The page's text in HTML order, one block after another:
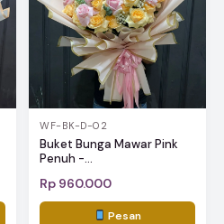
WF-BK-D-02
Buket Bunga Mawar Pink
Penuh -...
Rp 960.000
Pesan